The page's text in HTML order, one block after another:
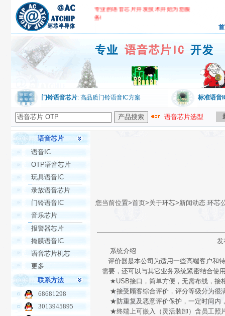
专业的语音芯片开发技术开始为您服
务!
门铃语音芯片: 高品质门铃语音IC方案 标准语音
语音芯片选型
语音芯片
语音IC
OTP语音芯片
玩具语音IC
录放语音芯片
门铃语音IC
音乐芯片
报警器芯片
掩膜语音IC
语音芯片机芯
更多...
联系方法
68681298
3013945895
您当前位置>首页>关于环芯>新闻动态 环芯
系统介绍
评价器是本公司为适用一些高端客户和
需要，还可以与其它业务系统紧密结合使
★USB接口，简单方便，无需布线，接
★接受顾客综合评价，评分等级分为很
★防重复及恶意评价保护，一定时间内
★终端上可嵌入（灵活装卸）含员工照